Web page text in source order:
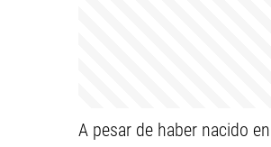
A pesar de haber nacido